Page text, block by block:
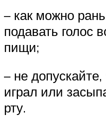
– как можно
подавать голос
пищи;
– не
играл или
рту.